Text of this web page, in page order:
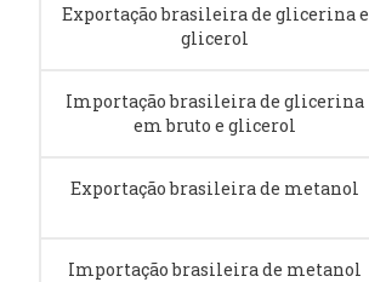
Exportação brasileira de glicerina e
glicerol
Importação brasileira de glicerina
em bruto e glicerol
Exportação brasileira de metanol
Importação brasileira de metanol